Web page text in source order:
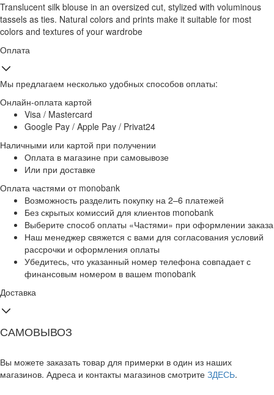
Translucent silk blouse in an oversized cut, stylized with voluminous
tassels as ties. Natural colors and prints make it suitable for most
colors and textures of your wardrobe
Оплата
Мы предлагаем несколько удобных способов оплаты:
Онлайн-оплата картой
Visa / Mastercard
Google Pay / Apple Pay / Privat24
Наличными или картой при получении
Оплата в магазине при самовывозе
Или при доставке
Оплата частями от monobank
Возможность разделить покупку на 2–6 платежей
Без скрытых комиссий для клиентов monobank
Выберите способ оплаты «Частями» при оформлении заказа
Наш менеджер свяжется с вами для согласования условий
рассрочки и оформления оплаты
Убедитесь, что указанный номер телефона совпадает с
финансовым номером в вашем monobank
Доставка
САМОВЫВОЗ
Вы можете заказать товар для примерки в один из наших
магазинов. Адреса и контакты магазинов смотрите ЗДЕСЬ.